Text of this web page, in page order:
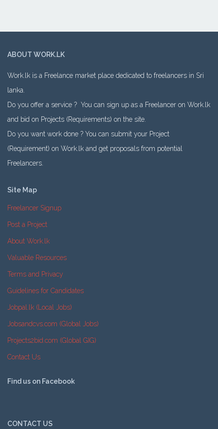
ABOUT WORK.LK
Work.lk is a Freelance market place dedicated to freelancers in Sri
lanka.
Do you offer a service ? You can sign up as a Freelancer on Work.lk
and bid on Projects (Requirements) on the site.
Do you want work done ? You can submit your Project
(Requirement) on Work.lk and get proposals from potential
Freelancers.
Site Map
Freelancer Signup
Post a Project
About Work.lk
Valuable Resources
Terms and Privacy
Guidelines for Candidates
Jobpal.lk (Local Jobs)
Jobsandcvs.com (Global Jobs)
Projects2bid.com (Global GIG)
Contact Us
Find us on Facebook
CONTACT US